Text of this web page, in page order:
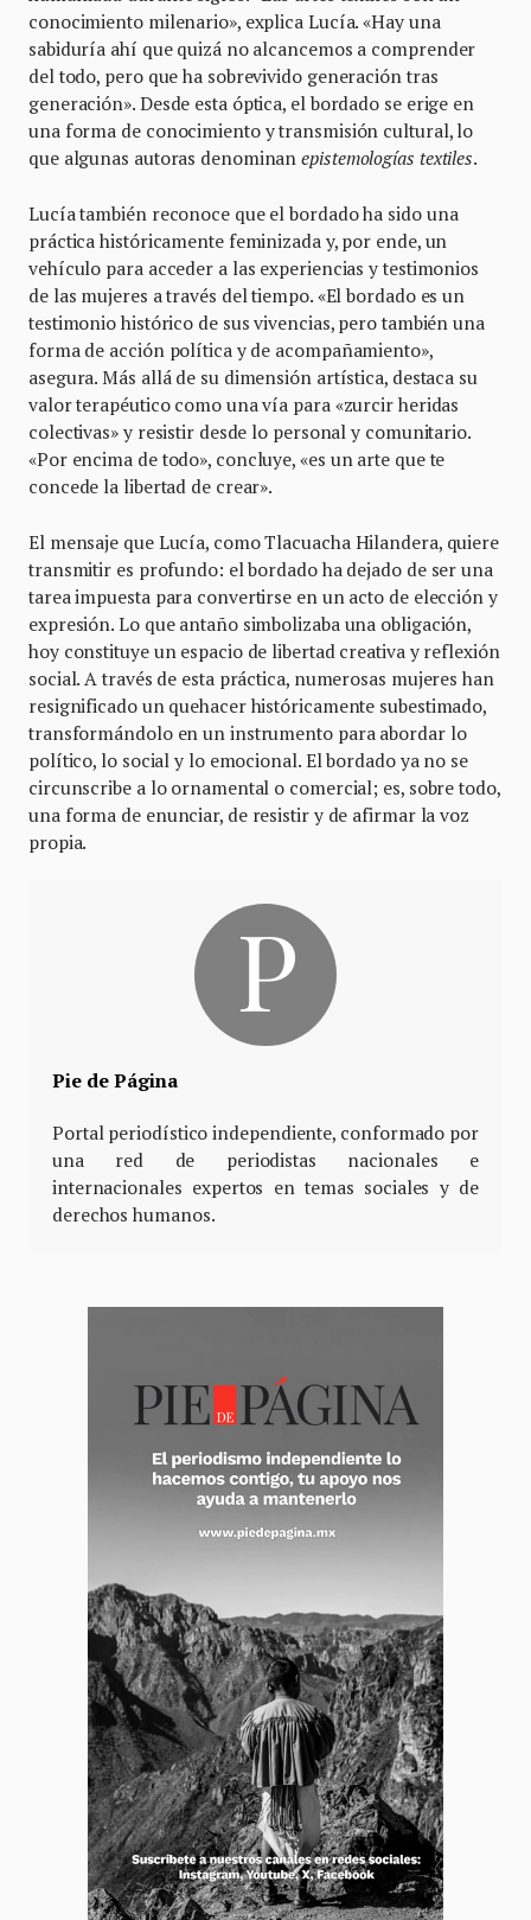
conocimiento milenario», explica Lucía. «Hay una
sabiduría ahí que quizá no alcancemos a comprender
del todo, pero que ha sobrevivido generación tras
generación». Desde esta óptica, el bordado se erige en
una forma de conocimiento y transmisión cultural, lo
que algunas autoras denominanepistemologías textiles.
Lucía también reconoce que el bordado ha sido una
práctica históricamente feminizada y, por ende, un
vehículo para acceder a las experiencias y testimonios
de las mujeres a través del tiempo. «El bordado es un
testimonio histórico de sus vivencias, pero también una
forma de acción política y de acompañamiento»,
asegura. Más allá de su dimensión artística, destaca su
valor terapéutico como una vía para «zurcir heridas
colectivas» y resistir desde lo personal y comunitario.
«Por encima de todo», concluye, «es un arte que te
concede la libertad de crear».
El mensaje que Lucía, como Tlacuacha Hilandera, quiere
transmitir es profundo: el bordado ha dejado de ser una
tarea impuesta para convertirse en un acto de elección y
expresión. Lo que antaño simbolizaba una obligación,
hoy constituye un espacio de libertad creativa y reflexión
social. A través de esta práctica, numerosas mujeres han
resignificado un quehacer históricamente subestimado,
transformándolo en un instrumento para abordar lo
político, lo social y lo emocional. El bordado ya no se
circunscribe a lo ornamental o comercial; es, sobre todo,
una forma de enunciar, de resistir y de afirmar la voz
propia.
Pie de Página
Portal periodístico independiente, conformado por
una red de periodistas nacionales e
internacionales expertos en temas sociales y de
derechos humanos.